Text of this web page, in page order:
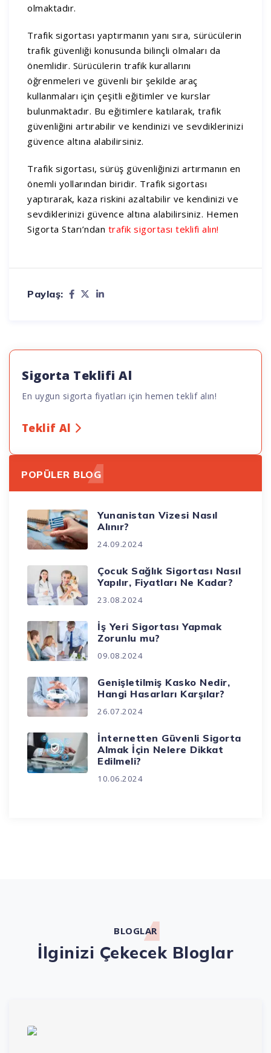
olmaktadır.
Trafik sigortası yaptırmanın yanı sıra, sürücülerin
trafik güvenliği konusunda bilinçli olmaları da
önemlidir. Sürücülerin trafik kurallarını
öğrenmeleri ve güvenli bir şekilde araç
kullanmaları için çeşitli eğitimler ve kurslar
bulunmaktadır. Bu eğitimlere katılarak, trafik
güvenliğini artırabilir ve kendinizi ve sevdiklerinizi
güvence altına alabilirsiniz.
Trafik sigortası, sürüş güvenliğinizi artırmanın en
önemli yollarından biridir. Trafik sigortası
yaptırarak, kaza riskini azaltabilir ve kendinizi ve
sevdiklerinizi güvence altına alabilirsiniz. Hemen
Sigorta Starı’ndan trafik sigortası teklifi alın!
Paylaş:
POPÜLER BLOG
Yunanistan Vizesi Nasıl
Alınır?
24.09.2024
Çocuk Sağlık Sigortası Nasıl
Yapılır, Fiyatları Ne Kadar?
23.08.2024
İş Yeri Sigortası Yapmak
Zorunlu mu?
09.08.2024
Genişletilmiş Kasko Nedir,
Hangi Hasarları Karşılar?
26.07.2024
İnternetten Güvenli Sigorta
Almak İçin Nelere Dikkat
Edilmeli?
10.06.2024
Sigorta Teklifi Al
En uygun sigorta fiyatları için hemen teklif alın!
Teklif Al
BLOGLAR
İlginizi Çekecek Bloglar